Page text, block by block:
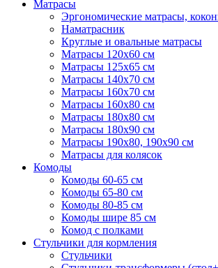
Матрасы
Эргономические матрасы,
Наматрасник
Круглые и овальные матрасы
Матрасы 120х60 см
Матрасы 125х65 см
Матрасы 140х70 см
Матрасы 160х70 см
Матрасы 160х80 см
Матрасы 180х80 см
Матрасы 180х90 см
Матрасы 190х80, 190х90 см
Матрасы для колясок
Комоды
Комоды 60-65 см
Комоды 65-80 см
Комоды 80-85 см
Комоды шире 85 см
Комод с полками
Стульчики для кормления
Стульчики